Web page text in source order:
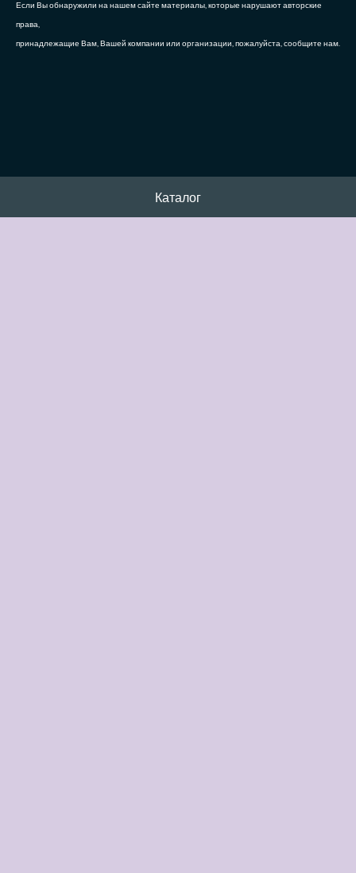
Если Вы обнаружили на нашем сайте материалы, которые нарушают авторские
права,
принадлежащие Вам, Вашей компании или организации, пожалуйста, сообщите нам.
Каталог